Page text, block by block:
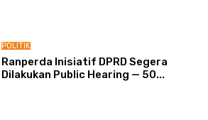
POLITIK
Ranperda Inisiatif DPRD Segera
Dilakukan Public Hearing — 50...